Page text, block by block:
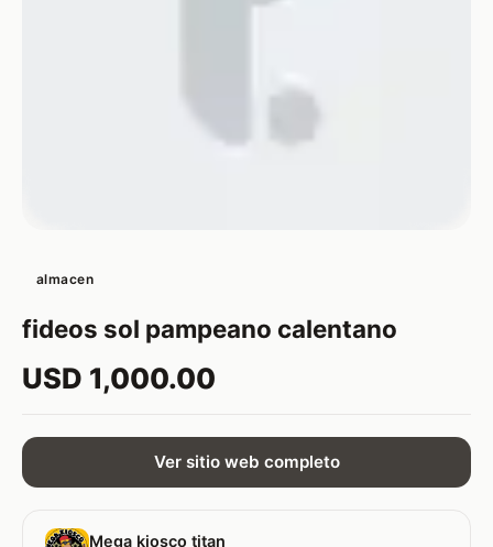
almacen
fideos sol pampeano calentano
USD 1,000.00
Ver sitio web completo
Mega kiosco titan